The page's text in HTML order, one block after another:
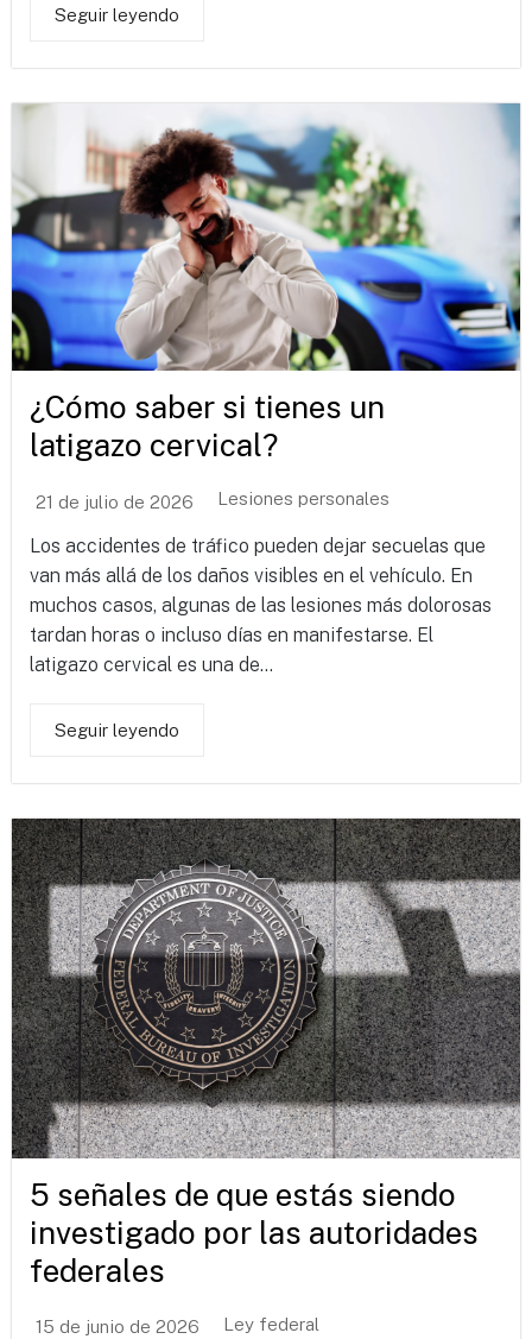
Seguir leyendo
¿Cómo saber si tienes un
latigazo cervical?
21 de julio de 2026 Lesiones personales
Los accidentes de tráfico pueden dejar secuelas que
van más allá de los daños visibles en el vehículo. En
muchos casos, algunas de las lesiones más dolorosas
tardan horas o incluso días en manifestarse. El
latigazo cervical es una de...
Seguir leyendo
5 señales de que estás siendo
investigado por las autoridades
federales
15 de junio de 2026 Ley federal